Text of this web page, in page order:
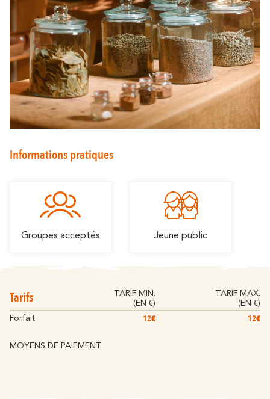
Informations pratiques
Groupes acceptés Jeune public
Tarifs
TARIF MIN.
(EN €)
TARIF MAX.
(EN €)
Forfait
12€ 12€
MOYENS DE PAIEMENT